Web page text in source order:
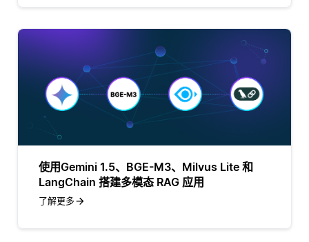
使用Gemini 1.5、BGE-M3、Milvus Lite 和
LangChain 搭建多模态 RAG 应用
了解更多